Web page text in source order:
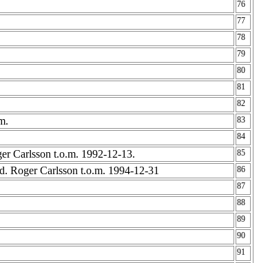
76
77
78
79
80
81
82
83
84
Carlsson t.o.m. 1992-12-13. 85
Roger Carlsson t.o.m. 1994-12-31 86
87
88
89
90
91